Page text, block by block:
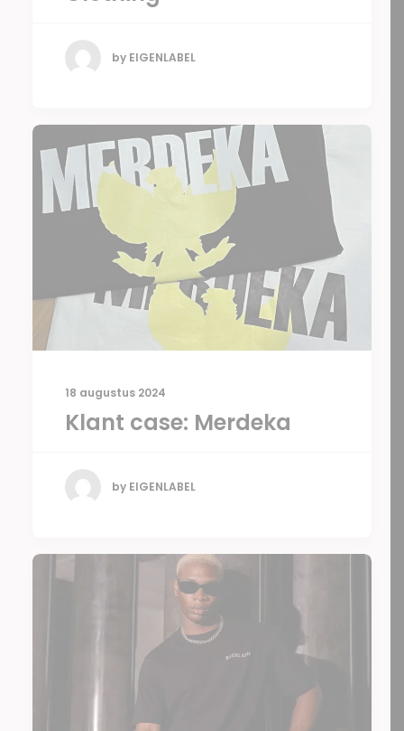
by EIGENLABEL
18 augustus 2024
Klant case: Merdeka
by EIGENLABEL